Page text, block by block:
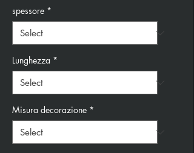
spessore *
Lunghezza *
Misura decorazione *